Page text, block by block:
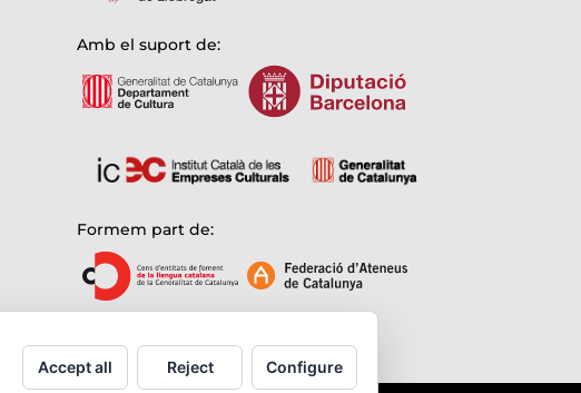
Amb el suport de:
Formem part de:
Accept all Reject Configure